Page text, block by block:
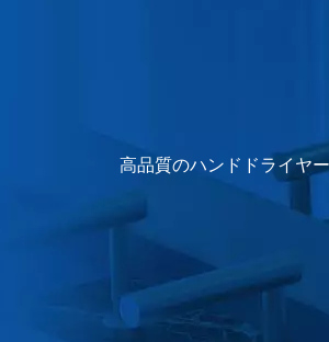
高品質のハンドドライヤ